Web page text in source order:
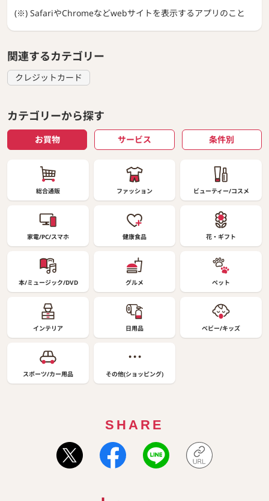
関連するカテゴリー
クレジットカード
カテゴリーから探す
お買物 サービス 条件別
総合通販 ファッション ビューティー/コスメ
家電/PC/スマホ 健康食品 花・ギフト
本/ミュージック/DVD グルメ ペット
インテリア 日用品 ベビー/キッズ
スポーツ/カー用品 その他(ショッピング)